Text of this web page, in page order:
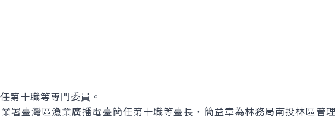
第十職等專門委員。
署臺灣區漁業廣播電臺簡任第十職等臺長，簡益章為林務局南投林區管